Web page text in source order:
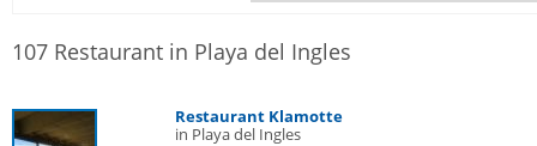
107 Restaurant in Playa del Ingles
Restaurant Klamotte
in Playa del Ingles